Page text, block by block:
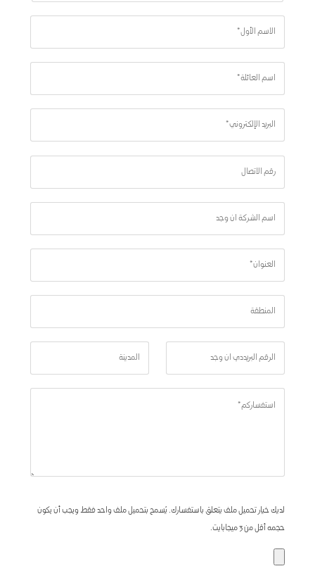
لديك خيار تحميل ملف يتعلق باستفسارك. يُسمح بتحميل ملف واحد فقط ويجب أن يكون
حجمه أقل من 3 ميجابايت.